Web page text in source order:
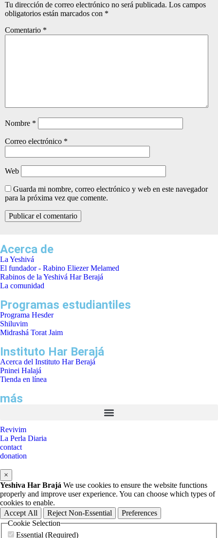
Tu dirección de correo electrónico no será publicada. Los campos
obligatorios están marcados con *
Comentario *
Nombre *
Correo electrónico *
Web
Guarda mi nombre, correo electrónico y web en este navegador
para la próxima vez que comente.
Acerca de
La Yeshivá
El fundador - Rabino Eliezer Melamed
Rabinos de la Yeshivá Har Berajá
La comunidad
Programas estudiantiles
Programa Hesder
Shiluvim
Midrashá Torat Jaim
Instituto Har Berajá
Acerca del Instituto Har Berajá
Pninei Halajá
Tienda en línea
más
Revivim
La Perla Diaria
contact
donation
×
Yeshiva Har Brajá We use cookies to ensure the website functions
properly and improve user experience. You can choose which types of
cookies to enable.
Accept All
Reject Non-Essential
Preferences
Cookie Selection
Essential (Required)